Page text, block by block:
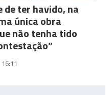
de ter havido, na
única obra
não tenha tido
16:11